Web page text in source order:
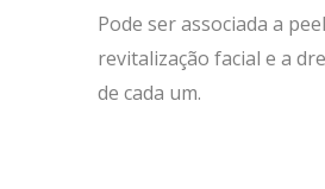
Pode ser associada a
revitalização facial e a
de cada um.